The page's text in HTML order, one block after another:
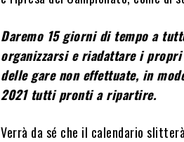
Daremo 15 giorni di tempo a
organizzarsi e riadattare i
delle gare non effettuate, in
2021 tutti pronti a ripartire.
Verrà da sé che il calendario